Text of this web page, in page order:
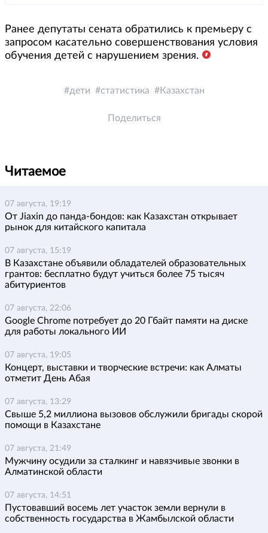
Ранее депутаты сената обратились к премьеру с
запросом касательно совершенствования условия
обучения детей с нарушением зрения.
дети статистика Казахстан
Поделиться
Читаемое
07 августа, 19:19
От Jiaxin до панда-бондов: как Казахстан открывает
рынок для китайского капитала
07 августа, 15:19
В Казахстане объявили обладателей образовательных
грантов: бесплатно будут учиться более 75 тысяч
абитуриентов
07 августа, 22:06
Google Chrome потребует до 20 Гбайт памяти на диске
для работы локального ИИ
07 августа, 19:05
Концерт, выставки и творческие встречи: как Алматы
отметит День Абая
07 августа, 13:29
Свыше 5,2 миллиона вызовов обслужили бригады скорой
помощи в Казахстане
07 августа, 21:49
Мужчину осудили за сталкинг и навязчивые звонки в
Алматинской области
07 августа, 14:51
Пустовавший восемь лет участок земли вернули в
собственность государства в Жамбылской области